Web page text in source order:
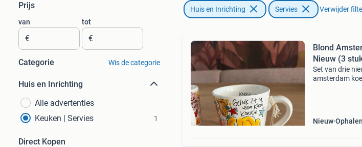
Prijs
van
€
tot
€
Categorie Wis de categorie
Huis en Inrichting
Alle advertenties
Keuken | Servies
1
Direct Kopen
Huis en Inrichting Servies Verwijder
Blond
Nieuw (3
Set van drie
amsterdam
Nieuw